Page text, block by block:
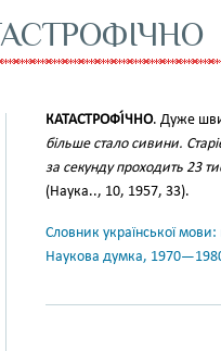
КАТАСТРОФІ́ЧНО. Дуже
більше стало сивини.
за секунду проходить 23
(Наука.., 10, 1957, 33).
Словник української
Наукова думка,